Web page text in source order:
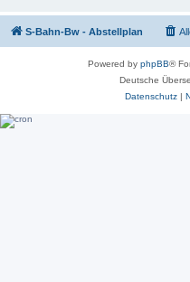
S-Bahn-Bw - Abstellplan
Powered by phpBB®
Deutsche
Datenschutz|